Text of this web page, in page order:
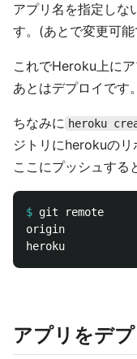
アプリ名を指定しな
す。(あとで変更可能
これでHeroku上にア
あとはデプロイです。
ちなみに heroku
ジトリにherokuのリ
ここにプッシュする
$
origin
アプリをデ